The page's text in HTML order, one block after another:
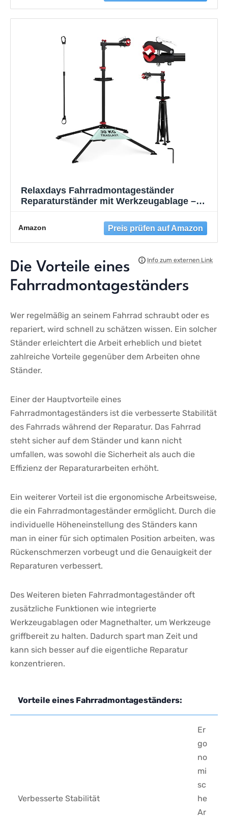
Relaxdays Fahrradmontageständer
Reparaturständer mit Werkzeugablage –
Montageständer vierbeinig stabil mit festem
Stand – Stahl pulverbeschichtet, 10017183,
STANDARD
Amazon
Die Vorteile eines‍
Fahrradmontageständers
Wer regelmäßig an ⁣seinem Fahrrad schraubt⁣ oder es
repariert, wird schnell zu schätzen wissen. ⁤Ein solcher
Ständer erleichtert die Arbeit erheblich und bietet
zahlreiche Vorteile gegenüber dem Arbeiten ohne⁤
Ständer.
Einer ⁢der Hauptvorteile eines
Fahrradmontageständers ist die verbesserte ⁢Stabilität
des Fahrrads während der Reparatur. Das⁢ Fahrrad
steht sicher auf dem Ständer und kann nicht​
umfallen, was⁢ sowohl die ​Sicherheit als auch die
Effizienz der Reparaturarbeiten erhöht.
Ein weiterer Vorteil⁢ ist die ergonomische Arbeitsweise,
die‌ ein Fahrradmontageständer ermöglicht. Durch die
‍individuelle Höheneinstellung des Ständers kann
man in einer für sich optimalen Position arbeiten, was
Rückenschmerzen vorbeugt und die Genauigkeit der
Reparaturen‌ verbessert.
Des Weiteren bieten​ Fahrradmontageständer oft
zusätzliche ⁤Funktionen ‍wie integrierte⁣
Werkzeugablagen oder Magnethalter, um Werkzeuge
griffbereit ​zu halten. Dadurch spart man Zeit und
kann sich besser ⁣auf die eigentliche Reparatur⁤
konzentrieren.
Vorteile​ eines Fahrradmontageständers:
Verbesserte Stabilität
Er
go
no
mi
sc
he
Ar